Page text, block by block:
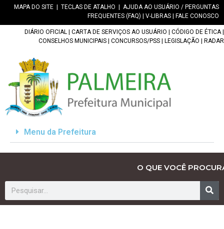
MAPA DO SITE TECLAS DE ATALHO
AJUDA AO USUÁRIO / PERGUNTAS
FREQUENTES (FAQ)
V-LIBRAS FALE CONOSCO
DIÁRIO OFICIAL CARTA DE SERVIÇOS AO USUÁRIO CÓDIGO DE ÉTICA|
CONSELHOS MUNICIPAIS
CONCURSOS/PSS LEGISLAÇÃO RADAR
Menu da Prefeitura
O QUE VOCÊ